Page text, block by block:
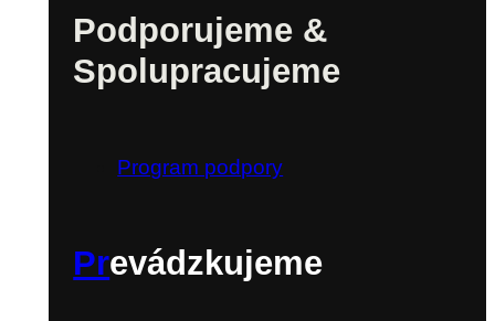
Podporujeme &
Spolupracujeme
Program podpory
Prevádzkujeme